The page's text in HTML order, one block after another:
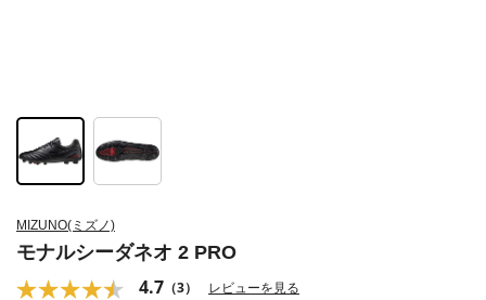
MIZUNO(ミズノ)
モナルシーダネオ 2 PRO
4.7 （3） レビューを見る